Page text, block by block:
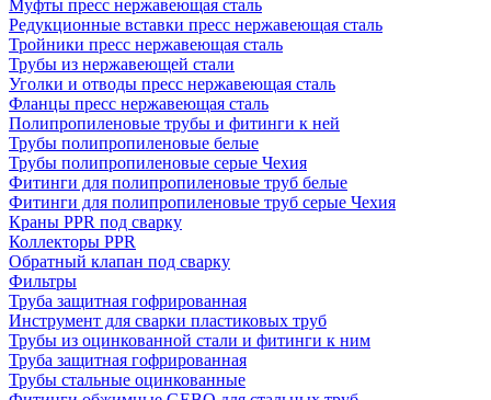
Муфты пресс нержавеющая сталь
Редукционные вставки пресс нержавеющая сталь
Тройники пресс нержавеющая сталь
Трубы из нержавеющей стали
Уголки и отводы пресс нержавеющая сталь
Фланцы пресс нержавеющая сталь
Полипропиленовые трубы и фитинги к ней
Трубы полипропиленовые белые
Трубы полипропиленовые серые Чехия
Фитинги для полипропиленовые труб белые
Фитинги для полипропиленовые труб серые Чехия
Краны PPR под сварку
Коллекторы PPR
Обратный клапан под сварку
Фильтры
Труба защитная гофрированная
Инструмент для сварки пластиковых труб
Трубы из оцинкованной стали и фитинги к ним
Труба защитная гофрированная
Трубы стальные оцинкованные